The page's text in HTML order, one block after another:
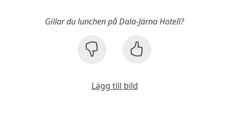
Gillar du lunchen på Dala-Järna Hotell?
Lägg till bild